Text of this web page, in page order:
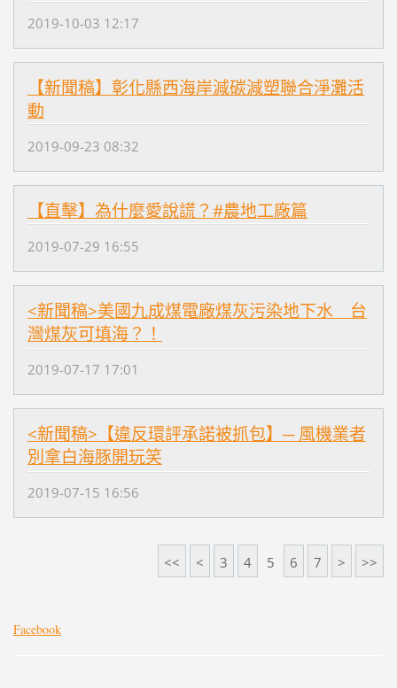
2019-10-03 12:17
【新聞稿】彰化縣西海岸減碳減塑聯合淨灘活
動
2019-09-23 08:32
【直擊】為什麼愛說謊？#農地工廠篇
2019-07-29 16:55
<新聞稿>美國九成煤電廠煤灰污染地下水 台
灣煤灰可填海？！
2019-07-17 17:01
<新聞稿>【違反環評承諾被抓包】─ 風機業者
別拿白海豚開玩笑
2019-07-15 16:56
<< < 3 4 5 6 7 > >>
Facebook